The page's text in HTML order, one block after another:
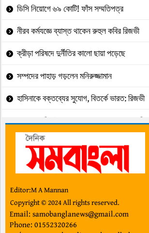
ডিসি নিয়োগে ৬৯ কোটি! ফাঁস সম্মতিপত্র
নীরব কর্মযজ্ঞে ব্যাস্ত থাকেন রুহুল কবির রিজভী
ক্রীড়া পরিষদে দুর্নীতির কালো ছায়া পড়েছে
সম্পদের পাহাড় গড়লেন মনিরুজ্জামান
হাসিনাকে বক্তব্যের সুযোগ, বিতর্কে ভারত: রিজভী
অপ্রয়োজনীয় ইস্যু এড়ানোর আহ্বান প্রধানমন্ত্রীর
২ কোটি ৪৬ লাখ টাকার তিন পাজেরো উদাও
জুলাই গণ-অভ্যুত্থানের কৃতিত্ব জনগণের"
ছাত্রদল-শিবির দ্বন্দ্বে উত্তপ্ত ক্যাম্পাসগুলো
গল্প” মায়া”
Editor:M A Mannan
Copyright © 2024 All rights reserved.
Email: samobanglanews@gmail.com
Phone: 01552320266